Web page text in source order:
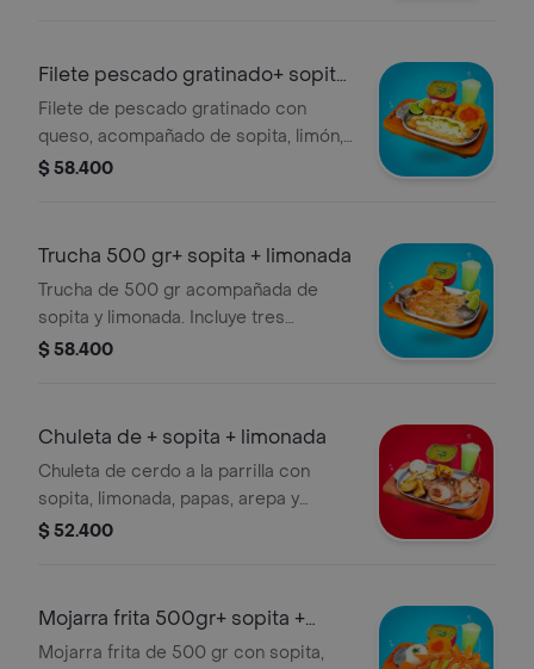
Filete pescado gratinado+ sopita
+ limon
Filete de pescado gratinado con
queso, acompañado de sopita, limón,
puré de papa y bebida.
$ 58.400
Trucha 500 gr+ sopita + limonada
Trucha de 500 gr acompañada de
sopita y limonada. Incluye tres
complementos a elección.
$ 58.400
Chuleta de + sopita + limonada
Chuleta de cerdo a la parrilla con
sopita, limonada, papas, arepa y
plátano.
$ 52.400
Mojarra frita 500gr+ sopita +
limonada
Mojarra frita de 500 gr con sopita,